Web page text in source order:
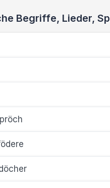
Begriffe, Lieder,